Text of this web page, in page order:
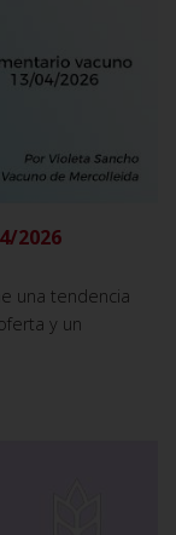
2026
una tendencia
y un